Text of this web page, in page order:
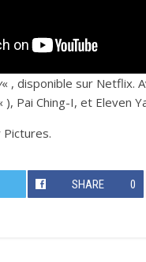
« , disponible sur Netflix.
), Pai Ching-I, et Eleven
SHARE 0